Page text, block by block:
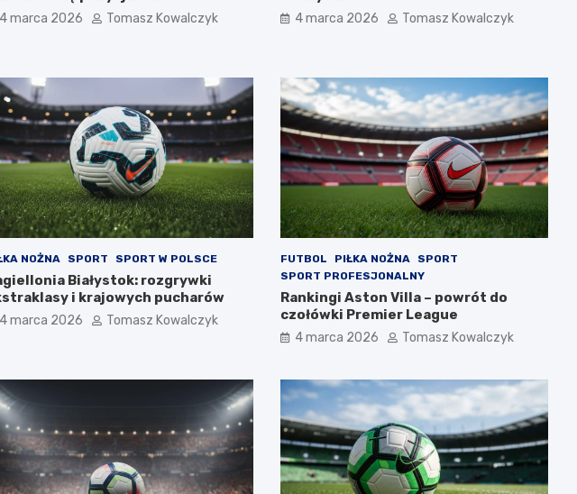
4 marca 2026 Tomasz Kowalczyk 4 marca 2026 Tomasz Kowalczyk
NOŻNA SPORT SPORT W POLSCE
Białystok: rozgrywki
i krajowych pucharów
4 marca 2026 Tomasz Kowalczyk
FUTBOL PIŁKA NOŻNA
SPORT
SPORT PROFESJONALNY
Rankingi Aston Villa – powrót do
czołówki Premier League
4 marca 2026 Tomasz Kowalczyk